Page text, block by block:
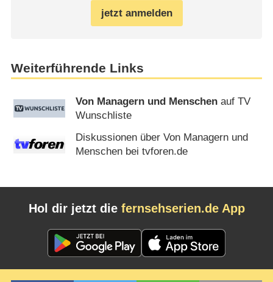
jetzt anmelden
Weiterführende Links
Von Managern und Menschen auf TV
Wunschliste
Diskussionen über Von Managern und
Menschen bei tvforen.de
Hol dir jetzt die fernsehserien.de App